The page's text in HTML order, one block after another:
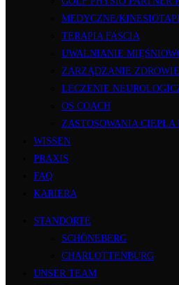
MEDYCZNE/
TERAPIA FASCIA
UWALNIANIE
ZARZĄDZANIE
LECZENIE
OS COACH
ZASTOSOWANIA
WISSEN
PRAXIS
FAQ
KARIERA
STANDORTE
SCHÖNEBERG
CHARLOTTENBURG
UNSER TEAM